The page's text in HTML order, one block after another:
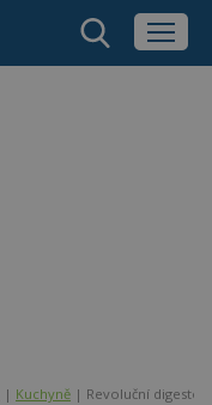
Kuchyně Revoluční digestoř